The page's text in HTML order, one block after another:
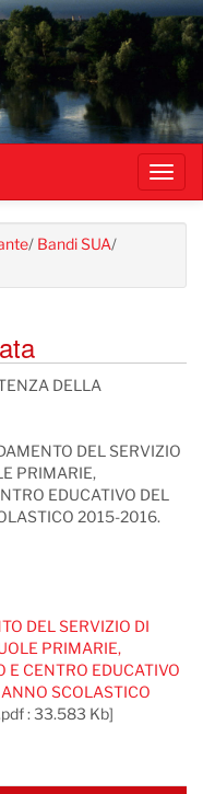
/ Bandi SUA/
DELLA
DEL SERVIZIO
PRIMARIE,
EDUCATIVO DEL
2015-2016.
DEL SERVIZIO DI
PRIMARIE,
E CENTRO EDUCATIVO
SCOLASTICO
: 33.583 Kb]